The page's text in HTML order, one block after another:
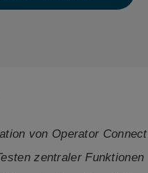
von Operator Connect
zentraler Funktionen